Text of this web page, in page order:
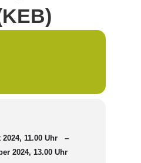
2024, 11.00 Uhr –
2024, 13.00 Uhr